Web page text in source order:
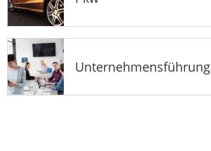
Unternehmensführung